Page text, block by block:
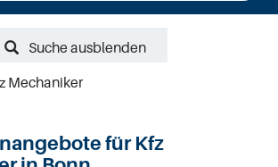
Suche ausblenden
Mechaniker
für Kfz